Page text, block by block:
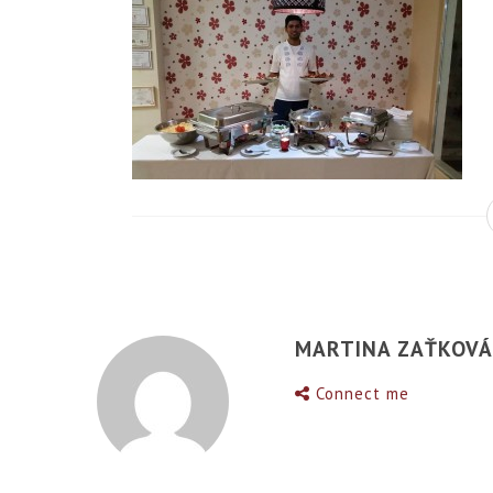
MARTINA ZAŤKOVÁ
Connect me